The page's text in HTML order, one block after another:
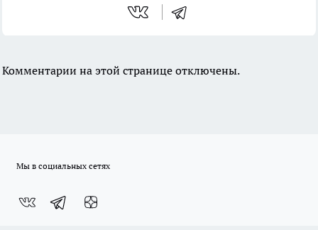
Комментарии на этой странице отключены.
Мы в социальных сетях